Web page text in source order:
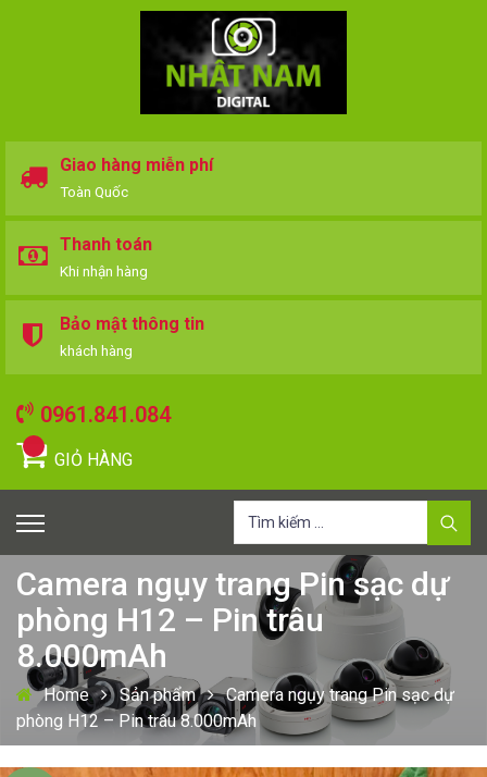
Giao hàng miễn phí
Toàn Quốc
Thanh toán
Khi nhận hàng
Bảo mật thông tin
khách hàng
0961.841.084
GIỎ HÀNG
Tìm
kiếm
Camera ngụy trang Pin sạc dự
phòng H12 – Pin trâu
8.000mAh
Home Sản phẩm
Camera ngụy trang Pin sạc dự
phòng H12 – Pin trâu 8.000mAh